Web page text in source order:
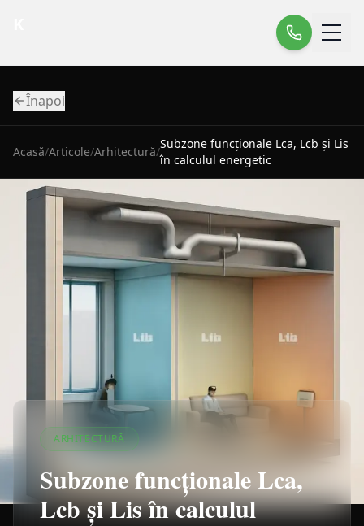
Înapoi
Acasă/Articole/Arhitectură/
Subzone funcționale Lca, Lcb și Lis
în calculul energetic
ARHITECTURĂ
Subzone funcționale Lca,
Lcb și Lis în calculul